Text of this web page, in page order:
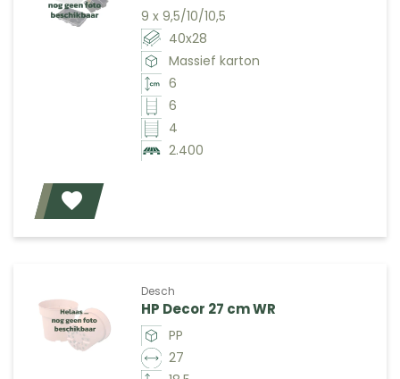
9 x 9,5/10/10,5
40x28
Massief karton
6
6
4
2.400
Desch
HP Decor 27 cm WR
PP
27